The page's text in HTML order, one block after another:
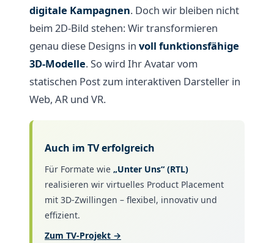
digitale Kampagnen. Doch wir bleiben nicht
beim 2D-Bild stehen: Wir transformieren
genau diese Designs in voll funktionsfähige
3D-Modelle. So wird Ihr Avatar vom
statischen Post zum interaktiven Darsteller in
Web, AR und VR.
Auch im TV erfolgreich
Für Formate wie „Unter Uns“ (RTL)
realisieren wir virtuelles Product Placement
mit 3D-Zwillingen – flexibel, innovativ und
effizient.
Zum TV-Projekt →